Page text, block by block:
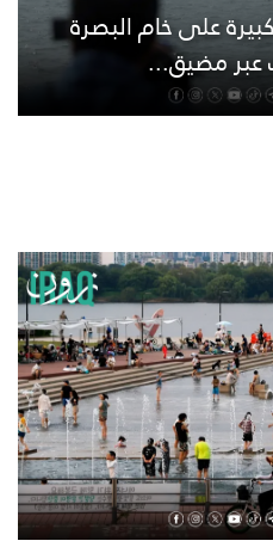
على خام البصرة
عبر مضيق...